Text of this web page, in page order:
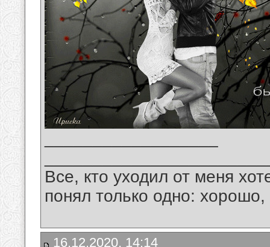
Все, кто уходил от меня
понял только одно:
16.12.2020, 14:14